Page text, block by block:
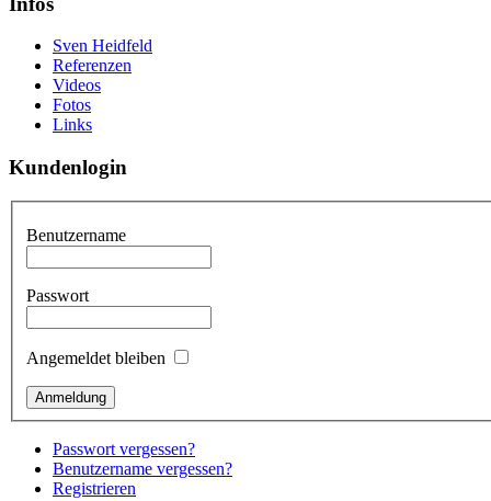
Sven Heidfeld
Referenzen
Videos
Fotos
Links
Kundenlogin
Benutzername
Passwort
Angemeldet bleiben
Passwort vergessen?
Benutzername vergessen?
Registrieren